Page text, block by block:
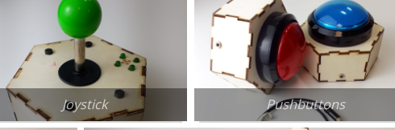
Joystick Pushbuttons